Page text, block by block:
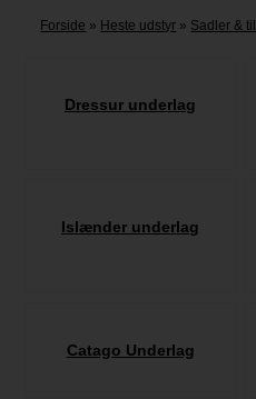
Forside » Heste udstyr » Sadler &
Dressur underlag
Islænder underlag
Catago Underlag